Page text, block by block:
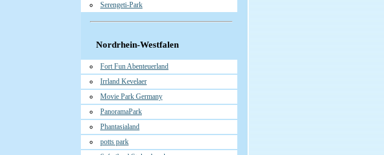
Serengeti-Park
Nordrhein-Westfalen
Fort Fun Abenteuerland
Irrland Kevelaer
Movie Park Germany
PanoramaPark
Phantasialand
potts park